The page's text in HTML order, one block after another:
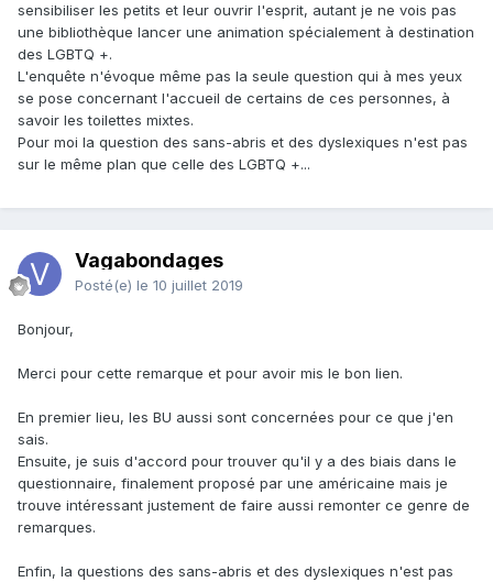
sensibiliser les petits et leur ouvrir l'esprit, autant je ne vois pas
une bibliothèque lancer une animation spécialement à destination
des LGBTQ +.
L'enquête n'évoque même pas la seule question qui à mes yeux
se pose concernant l'accueil de certains de ces personnes, à
savoir les toilettes mixtes.
Pour moi la question des sans-abris et des dyslexiques n'est pas
sur le même plan que celle des LGBTQ +...
Vagabondages
Posté(e) le 10 juillet 2019
Bonjour,
Merci pour cette remarque et pour avoir mis le bon lien.
En premier lieu, les BU aussi sont concernées pour ce que j'en
sais.
Ensuite, je suis d'accord pour trouver qu'il y a des biais dans le
questionnaire, finalement proposé par une américaine mais je
trouve intéressant justement de faire aussi remonter ce genre de
remarques.
Enfin, la questions des sans-abris et des dyslexiques n'est pas